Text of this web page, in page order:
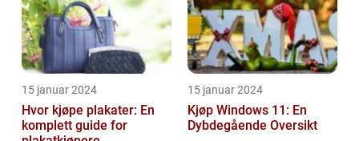
15 januar 2024
Hvor kjøpe plakater: En
komplett guide for
15 januar 2024
Kjøp Windows 11: En
Dybdegående Oversikt